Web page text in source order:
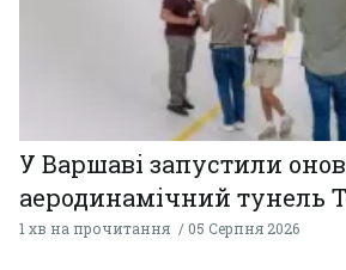
У Варшаві запустили
аеродинамічний тунель
1 хв на прочитання 05 Серпня 2026